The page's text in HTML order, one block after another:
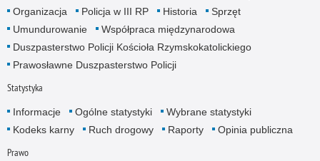
Organizacja
Policja w III RP Historia
Sprzęt
Umundurowanie
Współpraca międzynarodowa
Duszpasterstwo Policji Kościoła Rzymskokatolickiego
Prawosławne Duszpasterstwo Policji
Statystyka
Informacje Ogólne statystyki
Wybrane statystyki
Kodeks karny
Ruch drogowy Raporty Opinia publiczna
Prawo